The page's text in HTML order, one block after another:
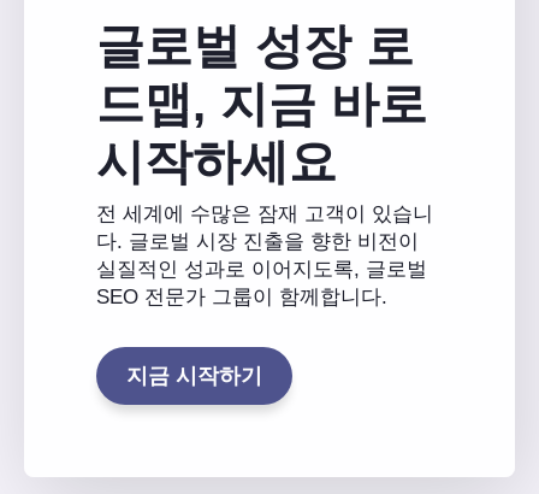
글로벌 성장 로
드맵, 지금 바로
시작하세요
전 세계에 수많은 잠재 고객이 있습니
다. 글로벌 시장 진출을 향한 비전이
실질적인 성과로 이어지도록, 글로벌
SEO 전문가 그룹이 함께합니다.
지금 시작하기